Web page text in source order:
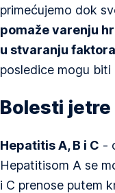
primećujemo dok
pomaže varenju
u stvaranju
posledice mogu biti
Bolesti jetre
Hepatitis A, B i C -
Hepatitisom A se
i C prenose putem